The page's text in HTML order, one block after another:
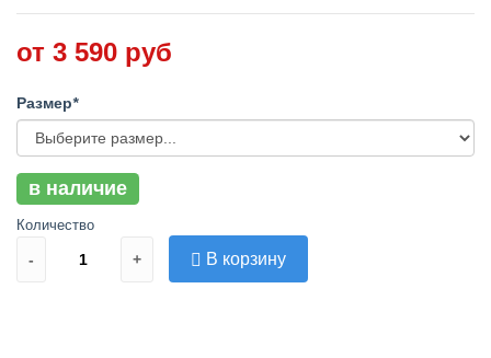
от 3 590 руб
Размер*
в наличие
Количество
- + В корзину